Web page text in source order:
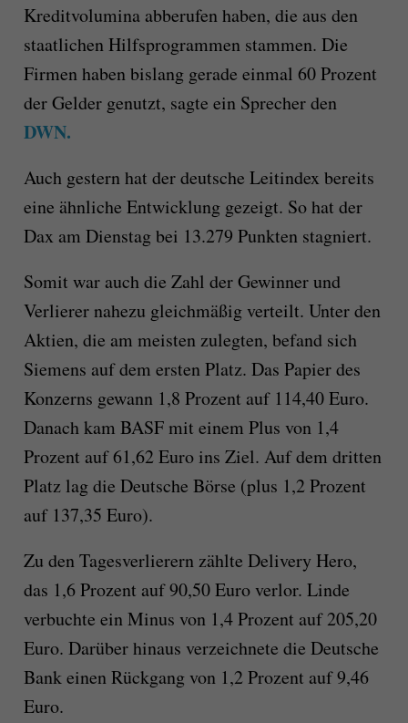
Kreditvolumina abberufen haben, die aus den
staatlichen Hilfsprogrammen stammen. Die
Firmen haben bislang gerade einmal 60 Prozent
der Gelder genutzt, sagte ein Sprecher den
DWN.
Auch gestern hat der deutsche Leitindex bereits
eine ähnliche Entwicklung gezeigt. So hat der
Dax am Dienstag bei 13.279 Punkten stagniert.
Somit war auch die Zahl der Gewinner und
Verlierer nahezu gleichmäßig verteilt. Unter den
Aktien, die am meisten zulegten, befand sich
Siemens auf dem ersten Platz. Das Papier des
Konzerns gewann 1,8 Prozent auf 114,40 Euro.
Danach kam BASF mit einem Plus von 1,4
Prozent auf 61,62 Euro ins Ziel. Auf dem dritten
Platz lag die Deutsche Börse (plus 1,2 Prozent
auf 137,35 Euro).
Zu den Tagesverlierern zählte Delivery Hero,
das 1,6 Prozent auf 90,50 Euro verlor. Linde
verbuchte ein Minus von 1,4 Prozent auf 205,20
Euro. Darüber hinaus verzeichnete die Deutsche
Bank einen Rückgang von 1,2 Prozent auf 9,46
Euro.